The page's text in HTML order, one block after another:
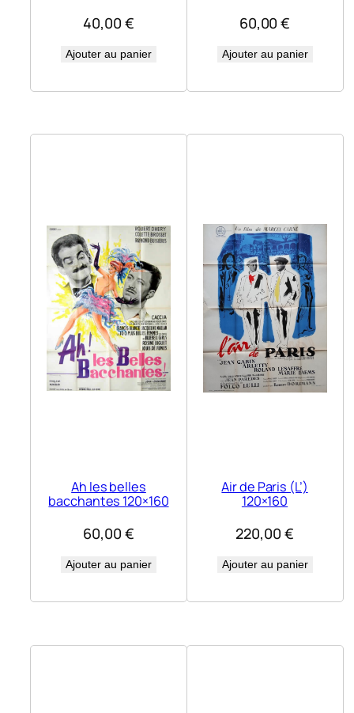
40,00 €
Ajouter au panier
60,00€
Ajouter au panier
Ah les belles
bacchantes 120×160
60,00 €
Ajouter au panier
Air de Paris (L’)
120×160
220,00 €
Ajouter au panier